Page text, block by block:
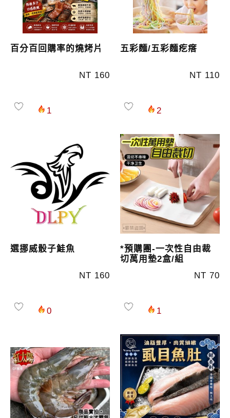
百分百回購率的燒烤片
NT 160
1
五彩麵/五彩麵疙瘩
NT 110
2
選挪威骰子鮭魚
NT 160
0
*預購團-一次性自由裁
切萬用墊2盒/組
NT 70
1